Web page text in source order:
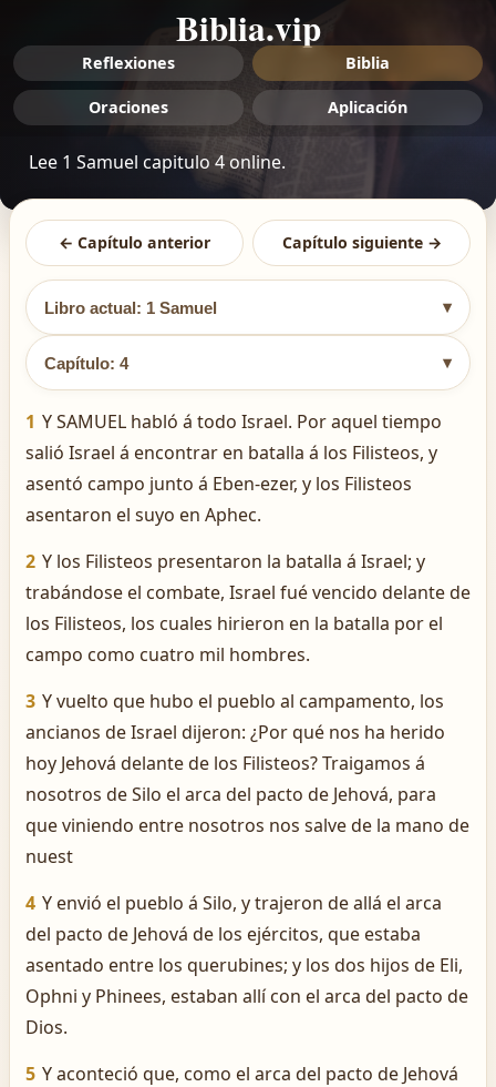
Biblia.vip
Reflexiones Biblia
Oraciones Aplicación
Lee 1 Samuel capitulo 4 online.
← Capítulo anterior Capítulo siguiente →
Libro actual: 1 Samuel ▾
Capítulo: 4 ▾
1 Y SAMUEL habló á todo Israel. Por aquel tiempo
salió Israel á encontrar en batalla á los Filisteos, y
asentó campo junto á Eben-ezer, y los Filisteos
asentaron el suyo en Aphec.
2 Y los Filisteos presentaron la batalla á Israel; y
trabándose el combate, Israel fué vencido delante de
los Filisteos, los cuales hirieron en la batalla por el
campo como cuatro mil hombres.
3 Y vuelto que hubo el pueblo al campamento, los
ancianos de Israel dijeron: ¿Por qué nos ha herido
hoy Jehová delante de los Filisteos? Traigamos á
nosotros de Silo el arca del pacto de Jehová, para
que viniendo entre nosotros nos salve de la mano de
nuest
4 Y envió el pueblo á Silo, y trajeron de allá el arca
del pacto de Jehová de los ejércitos, que estaba
asentado entre los querubines; y los dos hijos de Eli,
Ophni y Phinees, estaban allí con el arca del pacto de
Dios.
5 Y aconteció que, como el arca del pacto de Jehová